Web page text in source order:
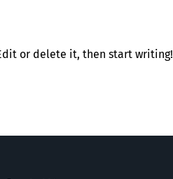
or delete it, then start writing!